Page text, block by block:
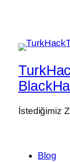
İstediğimiz
Blog